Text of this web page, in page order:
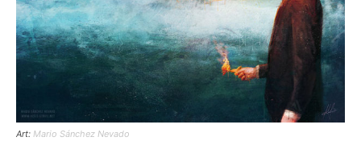
Art: Mario Sánchez Nevado